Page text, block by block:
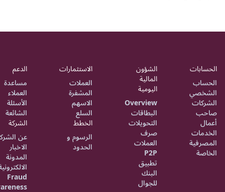
الحسابات
الحساب
الشخصي
الشركات
صاحب
أعمال
الخدمات
المصرفية
الخاصة
الشؤون
المالية
اليومية
Overview
البطاقات
التحويلات
صرف
العملات
P2P
تطبيق
البنك
للجوال
الاستثمارات
العملات
المشفرة
الاسهم
السلع
الخطط
الرسوم و
الحدود
الدعم
مساعدة
العملاء
الأسئلة
الشائعة
الشركة
عن
الاخبار
المدونة
Fraud